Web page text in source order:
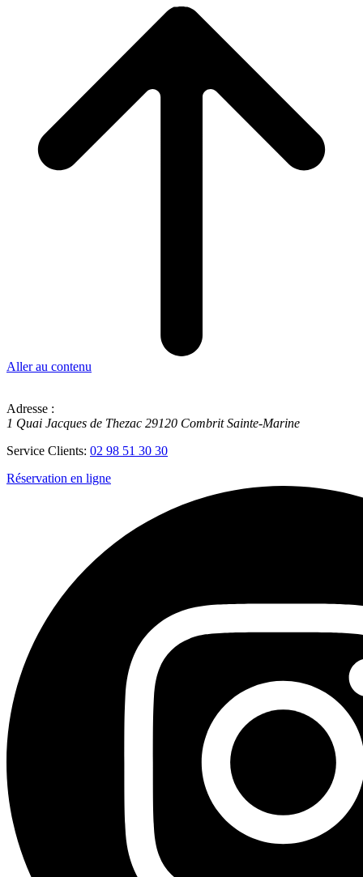
Aller au contenu
Adresse :
1 Quai Jacques de Thezac 29120 Combrit Sainte-Marine
Service Clients: 02 98 51 30 30
Réservation en ligne